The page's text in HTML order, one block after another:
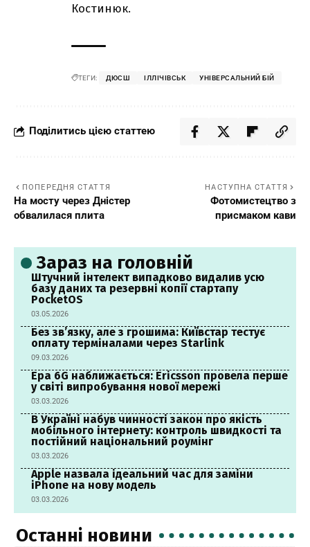
Костинюк.
ТЕГИ: ДЮСШ ІЛЛІЧІВСЬК УНІВЕРСАЛЬНИЙ БІЙ
Поділитись цією статтею
ПОПЕРЕДНЯ СТАТТЯ
На мосту через Дністер
обвалилася плита
НАСТУПНА СТАТТЯ
Фотомистецтво з
присмаком кави
Зараз на головній
Штучний інтелект випадково видалив усю
базу даних та резервні копії стартапу
PocketOS
03.05.2026
Без зв’язку, але з грошима: Київстар тестує
оплату терміналами через Starlink
09.03.2026
Ера 6G наближається: Ericsson провела перше
у світі випробування нової мережі
03.03.2026
В Україні набув чинності закон про якість
мобільного інтернету: контроль швидкості та
постійний національний роумінг
03.03.2026
Apple назвала ідеальний час для заміни
iPhone на нову модель
03.03.2026
Останні новини